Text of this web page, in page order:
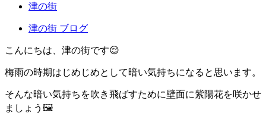
津の街
津の街 ブログ
こんにちは、津の街です😌
梅雨の時期はじめじめとして暗い気持ちになると思います。
そんな暗い気持ちを吹き飛ばすために壁面に紫陽花を咲かせ
ましょう🖼️